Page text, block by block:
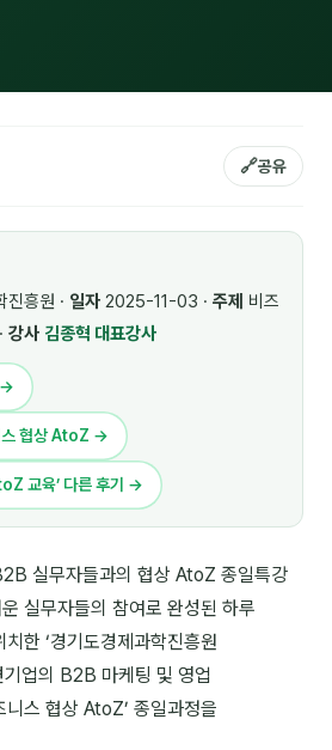
5
🔗공유
진흥원 · 일자 2025-11-03 · 주제 비즈
강사 김종혁 대표강사
→
스 협상 AtoZ →
교육’ 다른 후기 →
실무자들과의 협상 AtoZ 종일특강
실무자들의 참여로 완성된 하루
한 ‘경기도경제과학진흥원
업의 B2B 마케팅 및 영업
니스 협상 AtoZ’ 종일과정을